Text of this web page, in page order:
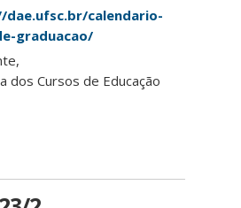
calendario-
graduacao/
dos Cursos de Educação